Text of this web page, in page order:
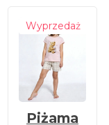
Piżama
Wyprzedaż